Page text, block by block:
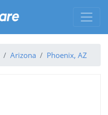
Arizona Phoenix, AZ